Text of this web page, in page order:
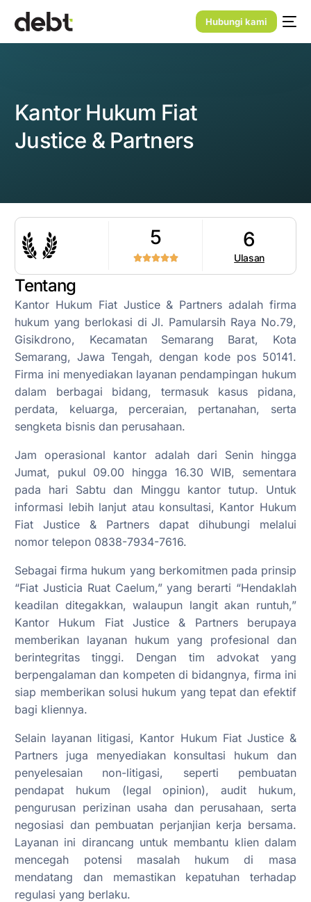
Hubungi kami
Kantor Hukum Fiat
Justice & Partners
5 6
Ulasan
Tentang
Kantor Hukum Fiat Justice & Partners adalah firma
hukum yang berlokasi di Jl. Pamularsih Raya No.79,
Gisikdrono, Kecamatan Semarang Barat, Kota
Semarang, Jawa Tengah, dengan kode pos 50141.
Firma ini menyediakan layanan pendampingan hukum
dalam berbagai bidang, termasuk kasus pidana,
perdata, keluarga, perceraian, pertanahan, serta
sengketa bisnis dan perusahaan.
Jam operasional kantor adalah dari Senin hingga
Jumat, pukul 09.00 hingga 16.30 WIB, sementara
pada hari Sabtu dan Minggu kantor tutup. Untuk
informasi lebih lanjut atau konsultasi, Kantor Hukum
Fiat Justice & Partners dapat dihubungi melalui
nomor telepon 0838-7934-7616.
Sebagai firma hukum yang berkomitmen pada prinsip
“Fiat Justicia Ruat Caelum,” yang berarti “Hendaklah
keadilan ditegakkan, walaupun langit akan runtuh,”
Kantor Hukum Fiat Justice & Partners berupaya
memberikan layanan hukum yang profesional dan
berintegritas tinggi. Dengan tim advokat yang
berpengalaman dan kompeten di bidangnya, firma ini
siap memberikan solusi hukum yang tepat dan efektif
bagi kliennya.
Selain layanan litigasi, Kantor Hukum Fiat Justice &
Partners juga menyediakan konsultasi hukum dan
penyelesaian non-litigasi, seperti pembuatan
pendapat hukum (legal opinion), audit hukum,
pengurusan perizinan usaha dan perusahaan, serta
negosiasi dan pembuatan perjanjian kerja bersama.
Layanan ini dirancang untuk membantu klien dalam
mencegah potensi masalah hukum di masa
mendatang dan memastikan kepatuhan terhadap
regulasi yang berlaku.